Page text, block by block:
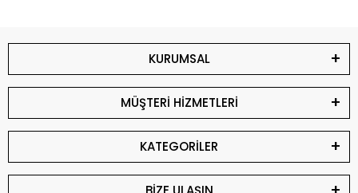
KURUMSAL
MÜŞTERİ HİZMETLERİ
KATEGORİLER